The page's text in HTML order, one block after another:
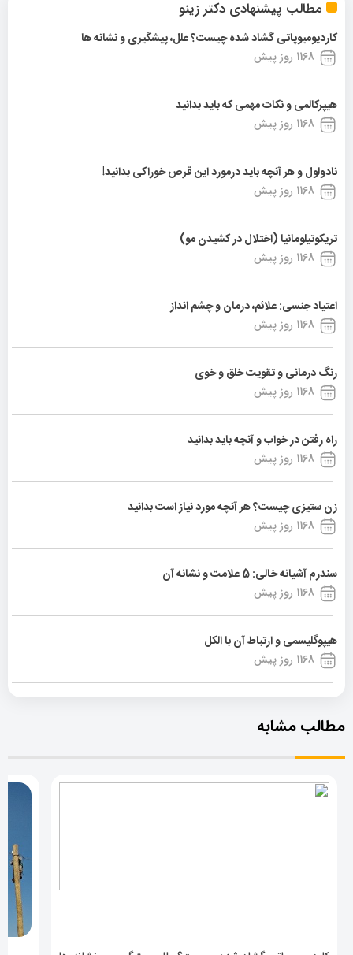
مطالب پیشنهادی دکتر زینو
کاردیومیوپاتی گشاد شده چیست؟ علل، پیشگیری و نشانه ها
1168 روز پیش
هیپرکالمی و نکات مهمی که باید بدانید
1168 روز پیش
نادولول و هر آنچه باید درمورد این قرص خوراکی بدانید!
1168 روز پیش
تریکوتیلومانیا (اختلال در کشیدن مو)
1168 روز پیش
اعتیاد جنسی: علائم، درمان و چشم انداز
1168 روز پیش
رنگ درمانی و تقویت خلق و خوی
1168 روز پیش
راه رفتن در خواب و آنچه باید بدانید
1168 روز پیش
زن ستیزی چیست؟ هر آنچه مورد نیاز است بدانید
1168 روز پیش
سندرم آشیانه خالی: 5 علامت و نشانه آن
1168 روز پیش
هیپوگلیسمی و ارتباط آن با الکل
1168 روز پیش
مطالب مشابه